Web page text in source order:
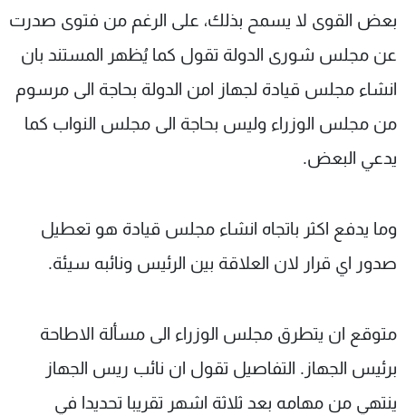
بعض القوى لا يسمح بذلك، على الرغم من فتوى صدرت
عن مجلس شورى الدولة تقول كما يُظهر المستند بان
انشاء مجلس قيادة لجهاز امن الدولة بحاجة الى مرسوم
من مجلس الوزراء وليس بحاجة الى مجلس النواب كما
يدعي البعض.
وما يدفع اكثر باتجاه انشاء مجلس قيادة هو تعطيل
صدور اي قرار لان العلاقة بين الرئيس ونائبه سيئة.
متوقع ان يتطرق مجلس الوزراء الى مسألة الاطاحة
برئيس الجهاز. التفاصيل تقول ان نائب ريس الجهاز
ينتهي من مهامه بعد ثلاثة اشهر تقريبا تحديدا في